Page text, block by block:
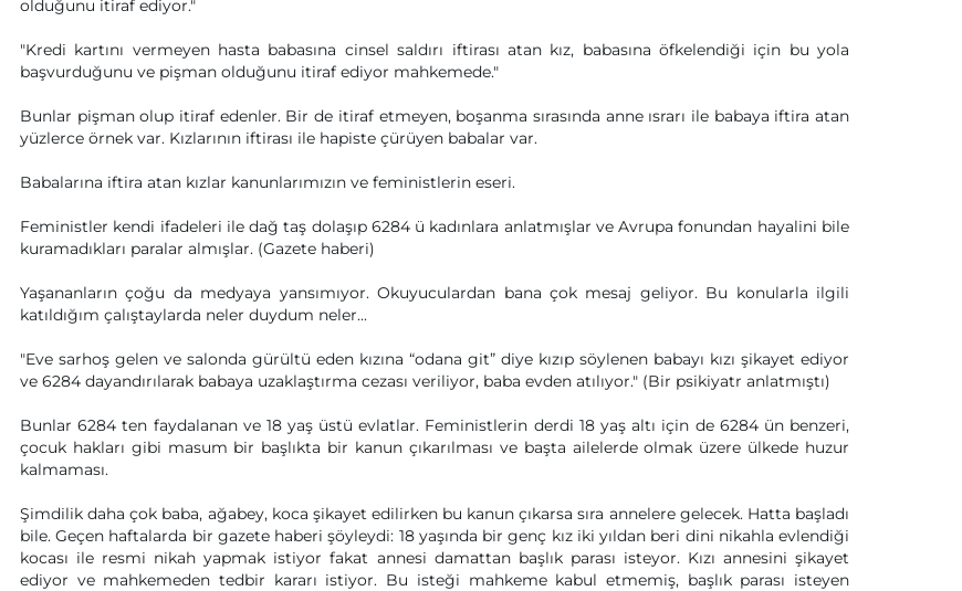
olduğunu itiraf ediyor."
"Kredi kartını vermeyen hasta babasına cinsel saldırı iftirası atan kız, babasına öfkelendiği için bu yola
başvurduğunu ve pişman olduğunu itiraf ediyor mahkemede."
Bunlar pişman olup itiraf edenler. Bir de itiraf etmeyen, boşanma sırasında anne ısrarı ile babaya iftira atan
yüzlerce örnek var. Kızlarının iftirası ile hapiste çürüyen babalar var.
Babalarına iftira atan kızlar kanunlarımızın ve feministlerin eseri.
Feministler kendi ifadeleri ile dağ taş dolaşıp 6284 ü kadınlara anlatmışlar ve Avrupa fonundan hayalini bile
kuramadıkları paralar almışlar. (Gazete haberi)
Yaşananların çoğu da medyaya yansımıyor. Okuyuculardan bana çok mesaj geliyor. Bu konularla ilgili
katıldığım çalıştaylarda neler duydum neler...
"Eve sarhoş gelen ve salonda gürültü eden kızına “odana git” diye kızıp söylenen babayı kızı şikayet ediyor
ve 6284 dayandırılarak babaya uzaklaştırma cezası veriliyor, baba evden atılıyor." (Bir psikiyatr anlatmıştı)
Bunlar 6284 ten faydalanan ve 18 yaş üstü evlatlar. Feministlerin derdi 18 yaş altı için de 6284 ün benzeri,
çocuk hakları gibi masum bir başlıkta bir kanun çıkarılması ve başta ailelerde olmak üzere ülkede huzur
kalmaması.
Şimdilik daha çok baba, ağabey, koca şikayet edilirken bu kanun çıkarsa sıra annelere gelecek. Hatta başladı
bile. Geçen haftalarda bir gazete haberi şöyleydi: 18 yaşında bir genç kız iki yıldan beri dini nikahla evlendiği
kocası ile resmi nikah yapmak istiyor fakat annesi damattan başlık parası isteyor. Kızı annesini şikayet
ediyor ve mahkemeden tedbir kararı istiyor. Bu isteği mahkeme kabul etmemiş, başlık parası isteyen